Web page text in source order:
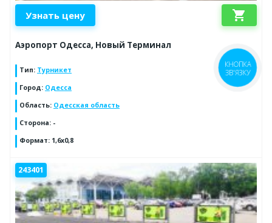
Узнать цену shopping_cart
Аэропорт Одесса, Новый Терминал
Тип: Турникет
Город: Одесса
Область: Одесская область
Сторона: -
Формат: 1,6х0,8
243401
КНОПКА
ЗВ'ЯЗКУ